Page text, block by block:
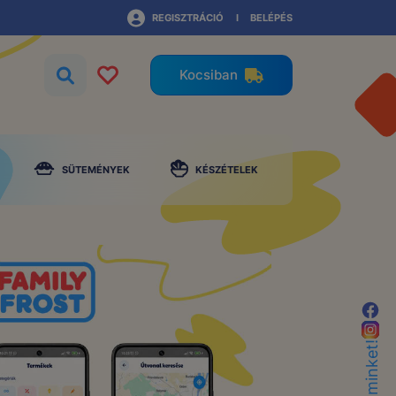
REGISZTRÁCIÓ BELÉPÉS
Kocsiban
SÜTEMÉNYEK KÉSZÉTELEK